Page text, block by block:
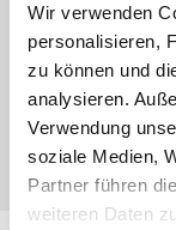
Wir verwenden
personalisieren,
zu können und
analysieren.
Verwendung
soziale Medien,
Partner führen
weiteren Daten
Sicherstellung
Quarantäne für
Für Angler ist es
Fische sollten nicht
den Menschen
unzureichend
* Alle Preise inkl. gesetzl.
beschrieben